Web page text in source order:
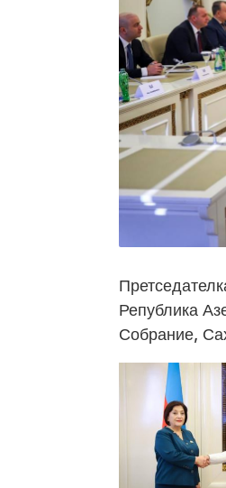
Република
Собрание,